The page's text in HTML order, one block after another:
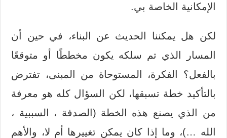
الإمكانية الخاصة بي.
لكن هل يمكننا الحديث عن البناء، في حين أن
المسار الذي تم سلكه يكون مخططًا أو متوقعًا
بالفعل؟ الفكرة، المستوحاة من المبنى، تفترض
بالتأكيد خطة تسبقها، لكن السؤال كله هو معرفة
من الذي يصنع هذه الخطة (الصدفة ، السببية ،
الله …)، وما إذا كان يمكن تغييرها أم لا، والأهم